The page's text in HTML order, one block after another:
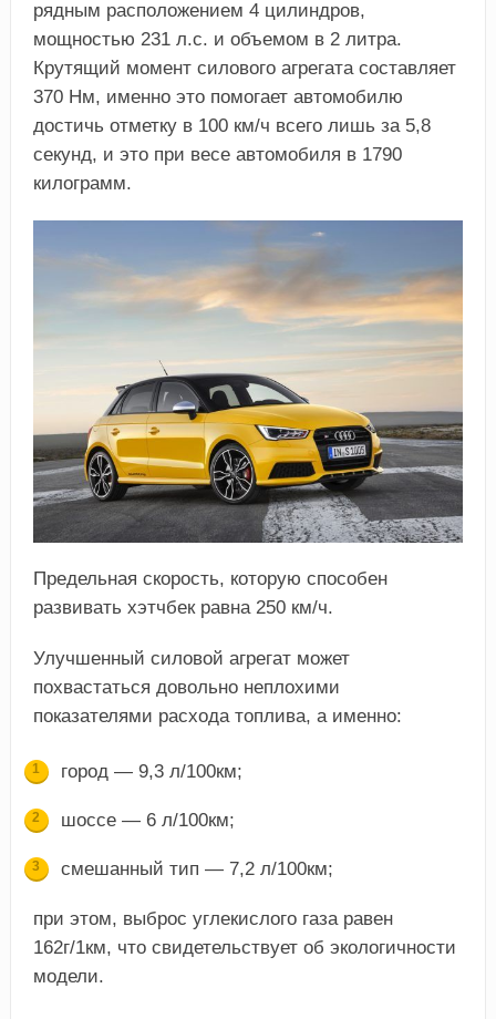
рядным расположением 4 цилиндров,
мощностью 231 л.с. и объемом в 2 литра.
Крутящий момент силового агрегата составляет
370 Нм, именно это помогает автомобилю
достичь отметку в 100 км/ч всего лишь за 5,8
секунд, и это при весе автомобиля в 1790
килограмм.
Предельная скорость, которую способен
развивать хэтчбек равна 250 км/ч.
Улучшенный силовой агрегат может
похвастаться довольно неплохими
показателями расхода топлива, а именно:
город — 9,3 л/100км;
шоссе — 6 л/100км;
смешанный тип — 7,2 л/100км;
при этом, выброс углекислого газа равен
162г/1км, что свидетельствует об экологичности
модели.